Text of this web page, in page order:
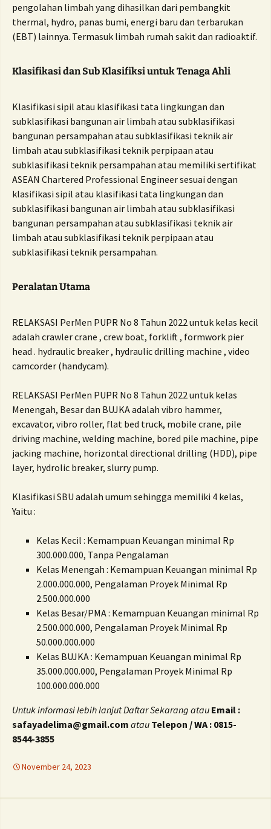
pengolahan limbah yang dihasilkan dari pembangkit
thermal, hydro, panas bumi, energi baru dan terbarukan
(EBT) lainnya. Termasuk limbah rumah sakit dan radioaktif.
Klasifikasi dan Sub Klasifiksi untuk Tenaga Ahli
Klasifikasi sipil atau klasifikasi tata lingkungan dan
subklasifikasi bangunan air limbah atau subklasifikasi
bangunan persampahan atau subklasifikasi teknik air
limbah atau subklasifikasi teknik perpipaan atau
subklasifikasi teknik persampahan atau memiliki sertifikat
ASEAN Chartered Professional Engineer sesuai dengan
klasifikasi sipil atau klasifikasi tata lingkungan dan
subklasifikasi bangunan air limbah atau subklasifikasi
bangunan persampahan atau subklasifikasi teknik air
limbah atau subklasifikasi teknik perpipaan atau
subklasifikasi teknik persampahan.
Peralatan Utama
RELAKSASI PerMen PUPR No 8 Tahun 2022 untuk kelas kecil
adalah crawler crane , crew boat, forklift , formwork pier
head . hydraulic breaker , hydraulic drilling machine , video
camcorder (handycam).
RELAKSASI PerMen PUPR No 8 Tahun 2022 untuk kelas
Menengah, Besar dan BUJKA adalah vibro hammer,
excavator, vibro roller, flat bed truck, mobile crane, pile
driving machine, welding machine, bored pile machine, pipe
jacking machine, horizontal directional drilling (HDD), pipe
layer, hydrolic breaker, slurry pump.
Klasifikasi SBU adalah umum sehingga memiliki 4 kelas,
Yaitu :
Kelas Kecil : Kemampuan Keuangan minimal Rp
300.000.000, Tanpa Pengalaman
Kelas Menengah : Kemampuan Keuangan minimal Rp
2.000.000.000, Pengalaman Proyek Minimal Rp
2.500.000.000
Kelas Besar/PMA : Kemampuan Keuangan minimal Rp
2.500.000.000, Pengalaman Proyek Minimal Rp
50.000.000.000
Kelas BUJKA : Kemampuan Keuangan minimal Rp
35.000.000.000, Pengalaman Proyek Minimal Rp
100.000.000.000
Untuk informasi lebih lanjut Daftar Sekarang atau Email :
safayadelima@gmail.com atau Telepon / WA : 0815-
8544-3855
November 24, 2023